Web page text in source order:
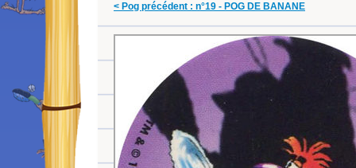
< Pog précédent : n°19 - POG DE BANANE